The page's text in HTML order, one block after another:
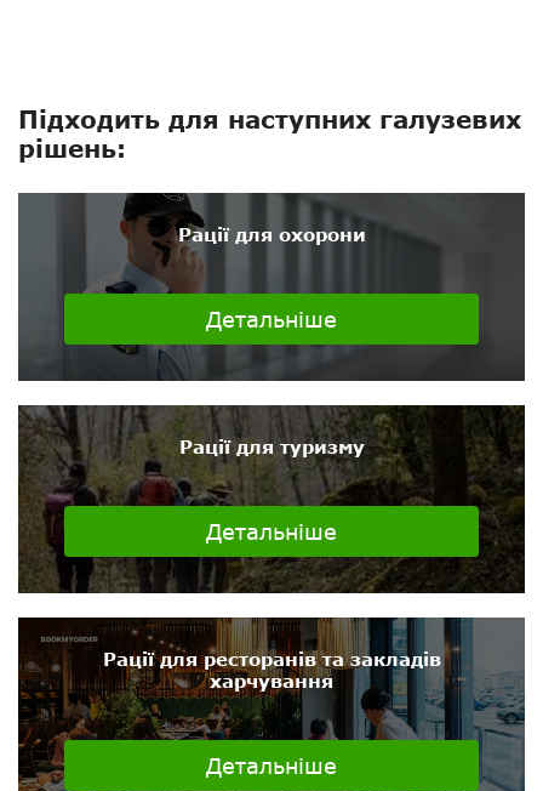
Підходить для наступних галузевих
рішень:
Рації для охорони
Детальніше
Рації для туризму
Детальніше
Рації для ресторанів та закладів
харчування
Детальніше